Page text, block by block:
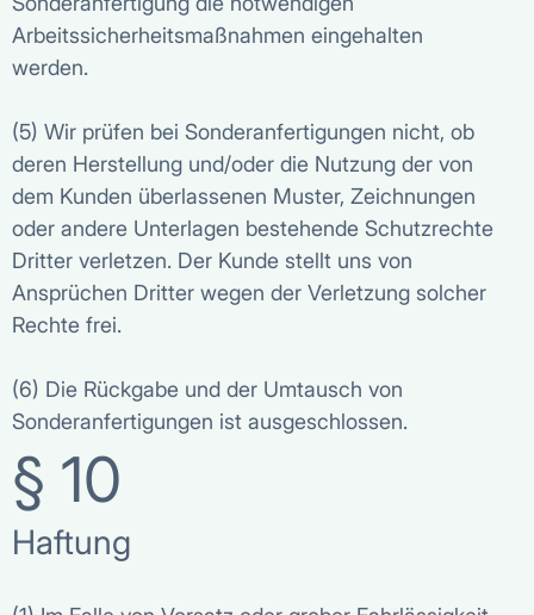
Arbeitssicherheitsmaßnahmen eingehalten
werden.
(5) Wir prüfen bei Sonderanfertigungen nicht, ob
deren Herstellung und/oder die Nutzung der von
dem Kunden überlassenen Muster, Zeichnungen
oder andere Unterlagen bestehende Schutzrechte
Dritter verletzen. Der Kunde stellt uns von
Ansprüchen Dritter wegen der Verletzung solcher
Rechte frei.
(6) Die Rückgabe und der Umtausch von
Sonderanfertigungen ist ausgeschlossen.
§ 10
Haftung